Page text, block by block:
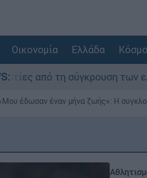
Οικονομία Ελλάδα
τη σύγκρουση των
έδωσαν έναν μήνα ζωής»: Η